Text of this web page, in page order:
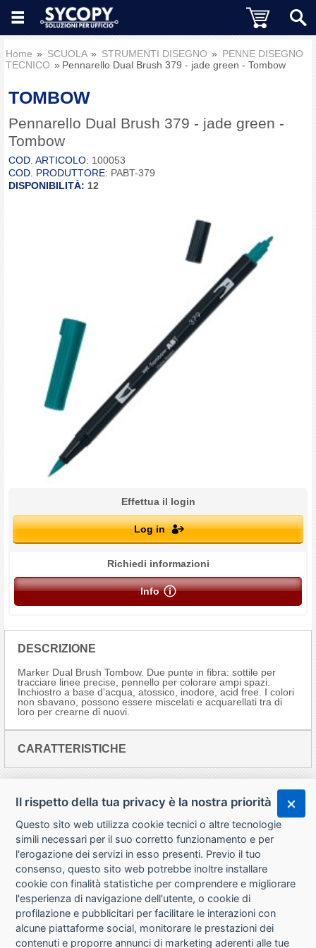
Home SCUOLA STRUMENTI DISEGNO
PENNE DISEGNO
TECNICO
Pennarello Dual Brush 379 - jade green - Tombow
TOMBOW
Pennarello Dual Brush 379 - jade green -
Tombow
COD. ARTICOLO: 100053
COD. PRODUTTORE: PABT-379
DISPONIBILITÀ: 12
Effettua il login
Log in
Richiedi informazioni
Info
DESCRIZIONE
Marker Dual Brush Tombow. Due punte in fibra: sottile per
tracciare linee precise, pennello per colorare ampi spazi.
Inchiostro a base d'acqua, atossico, inodore, acid free. I colori
non sbavano, possono essere miscelati e acquarellati tra di
loro per crearne di nuovi.
CARATTERISTICHE
CHI SIAMO
CONTATTI
Il rispetto della tua privacy è la nostra priorità
Questo sito web utilizza cookie tecnici o altre tecnologie
simili necessari per il suo corretto funzionamento e per
l'erogazione dei servizi in esso presenti. Previo il tuo
consenso, questo sito web potrebbe inoltre installare
cookie con finalità statistiche per comprendere e migliorare
l'esperienza di navigazione dell'utente, o cookie di
profilazione e pubblicitari per facilitare le interazioni con
alcune piattaforme social, monitorare le prestazioni dei
contenuti e proporre annunci di marketing aderenti alle tue